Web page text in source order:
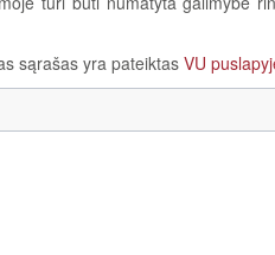
sąrašas yra pateiktasVU